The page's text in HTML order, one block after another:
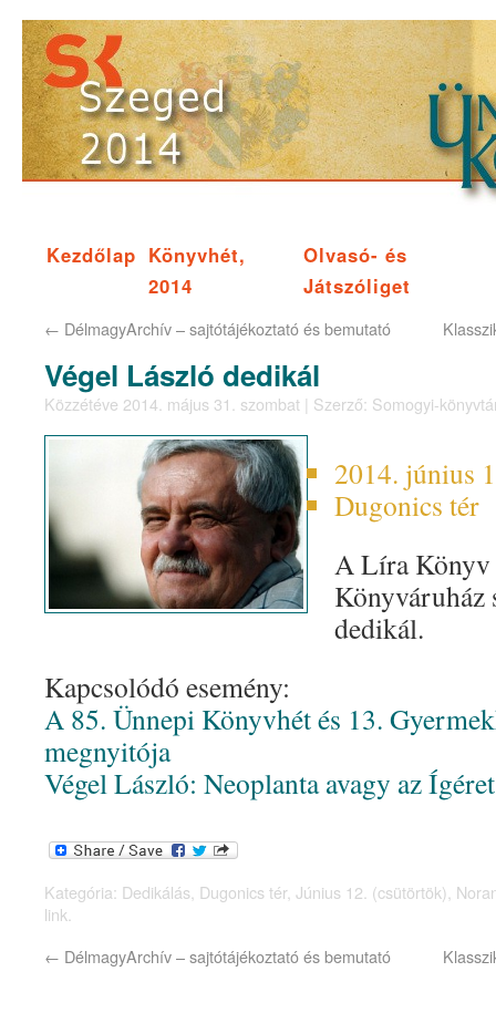
Kezdőlap Könyvhét,
2014
Olvasó- és
Játszóliget
← DélmagyArchív – sajtótájékoztató és bemutató
Végel László dedikál
Közzétéve 2014. május 31. szombat | Szerző: Somogyi-
2014. június
Dugonics tér
A Líra
Könyváruház
dedikál.
Kapcsolódó esemény:
A 85. Ünnepi Könyvhét és 13.
megnyitója
Végel László: Neoplanta avagy az
Kategória: Dedikálás, Dugonics tér, Június 12. (csütörtök),
link.
← DélmagyArchív – sajtótájékoztató és bemutató